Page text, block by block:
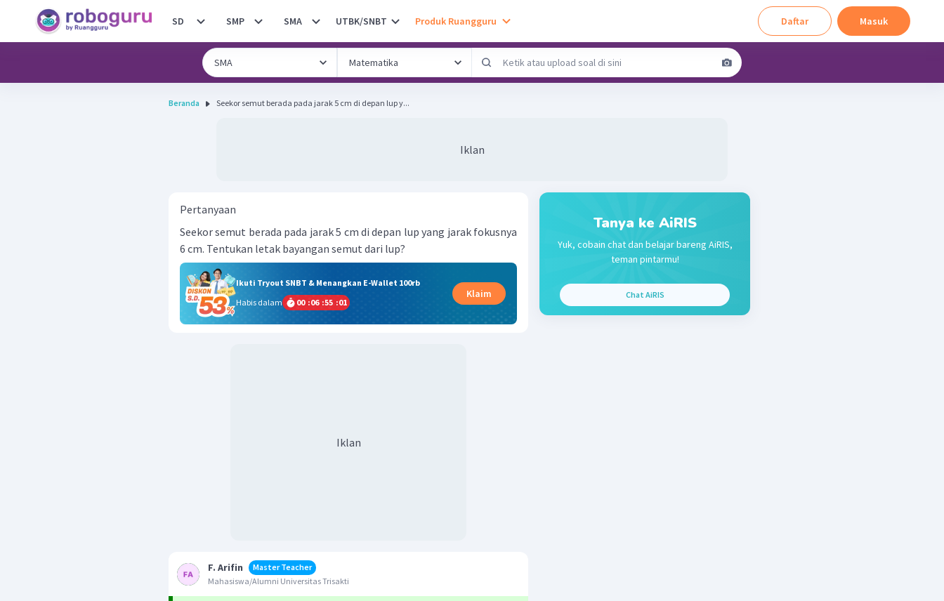
SD SMP SMA UTBK/SNBT Produk Ruangguru Daftar Masuk
Beranda Seekor semut berada pada jarak 5 cm di depan lup y...
Iklan
Pertanyaan
Seekor semut berada pada jarak 5 cm di depan lup yang jarak fokusnya
6 cm. Tentukan letak bayangan semut dari lup?
Ikuti Tryout SNBT & Menangkan E-Wallet 100rb
Habis dalam
00 :06 :55 :01
Klaim
Iklan
F. Arifin
Master Teacher
Mahasiswa/Alumni Universitas Trisakti
Tanya ke AiRIS
Yuk, cobain chat dan belajar bareng AiRIS,
teman pintarmu!
Chat AiRIS